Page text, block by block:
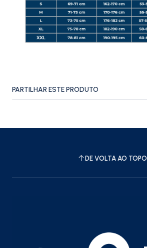
PARTILHAR ESTE PRODUTO
DE VOLTA AO TOPO